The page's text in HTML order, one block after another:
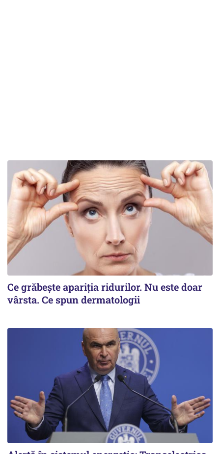
Ce grăbește apariția ridurilor. Nu este doar
vârsta. Ce spun dermatologii